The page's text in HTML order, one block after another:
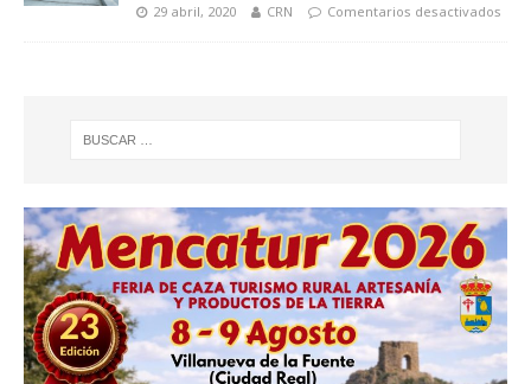
29 abril, 2020 CRN Comentarios desactivados